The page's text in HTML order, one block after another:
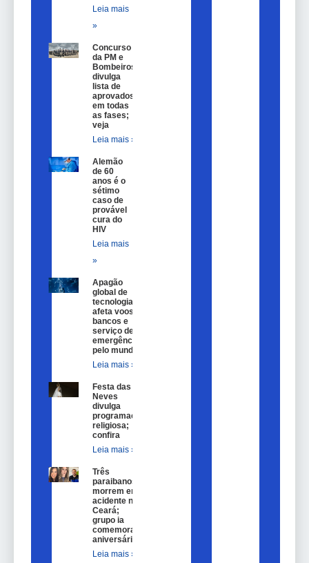
Leia mais
»
Concurso
da PM e
Bombeiros
divulga
lista de
aprovados
em todas
as fases;
veja
Leia mais »
Alemão
de 60
anos é o
sétimo
caso de
provável
cura do
HIV
Leia mais
»
Apagão
global de
tecnologia
afeta voos,
bancos e
serviço de
emergência
pelo mundo
Leia mais »
Festa das
Neves
divulga
programação
religiosa;
confira
Leia mais »
Três
paraibanos
morrem em
acidente no
Ceará;
grupo ia
comemorar
aniversário
Leia mais »